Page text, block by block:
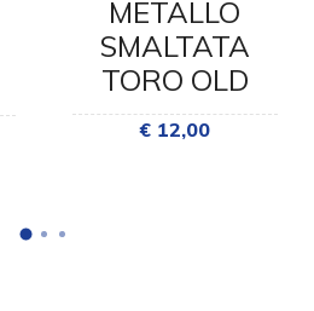
METALLO
SMALTATA
TORO OLD
€ 12,00